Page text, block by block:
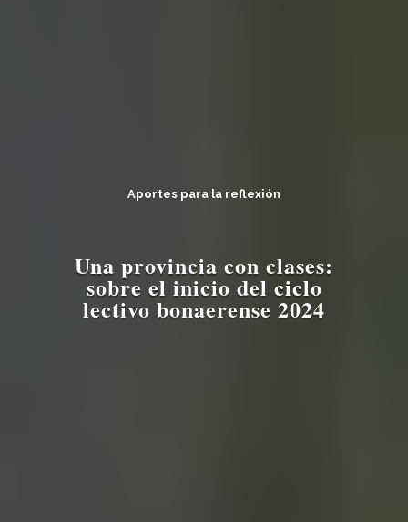
Aportes para la reflexión
Una provincia con clases:
sobre el inicio del ciclo
lectivo bonaerense 2024